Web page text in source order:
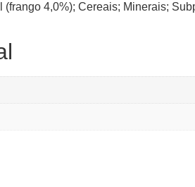
4,0%); Cereais; Minerais;